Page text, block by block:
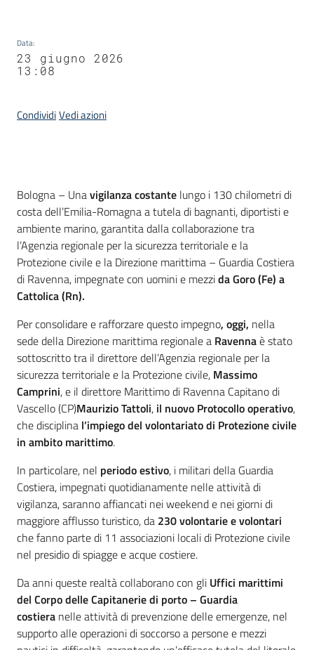
Data:
23 giugno 2026
13:08
CondividiVedi azioni
Contenuto
Bologna – Unavigilanza costante lungo i 130 chilometri di
costa dell’Emilia-Romagna a tutela di bagnanti, diportisti e
ambiente marino, garantita dalla collaborazione tra
l’Agenzia regionale per la sicurezza territoriale e la
Protezione civile e la Direzione marittima – Guardia Costiera
di Ravenna, impegnate con uomini e mezzida Goro (Fe) a
Cattolica (Rn).
Per consolidare e rafforzare questo impegno, oggi, nella
sede della Direzione marittima regionale a Ravennaè stato
sottoscritto tra il direttore dell’Agenzia regionale per la
sicurezza territoriale e la Protezione civile, Massimo
Camprini, e il direttore Marittimo di Ravenna Capitano di
Vascello (CP)Maurizio Tattoli, il nuovo Protocollo operativo,
che disciplina l’impiego del volontariato di Protezione civile
in ambito marittimo.
In particolare, nel periodo estivo, i militari della Guardia
Costiera, impegnati quotidianamente nelle attività di
vigilanza, saranno affiancati nei weekend e nei giorni di
maggiore afflusso turistico, da 230 volontarie e volontari
che fanno parte di 11 associazioni locali di Protezione civile
nel presidio di spiagge e acque costiere.
Da anni queste realtà collaborano con gli Uffici marittimi
del Corpo delle Capitanerie di porto – Guardia
costiera nelle attività di prevenzione delle emergenze, nel
supporto alle operazioni di soccorso a persone e mezzi